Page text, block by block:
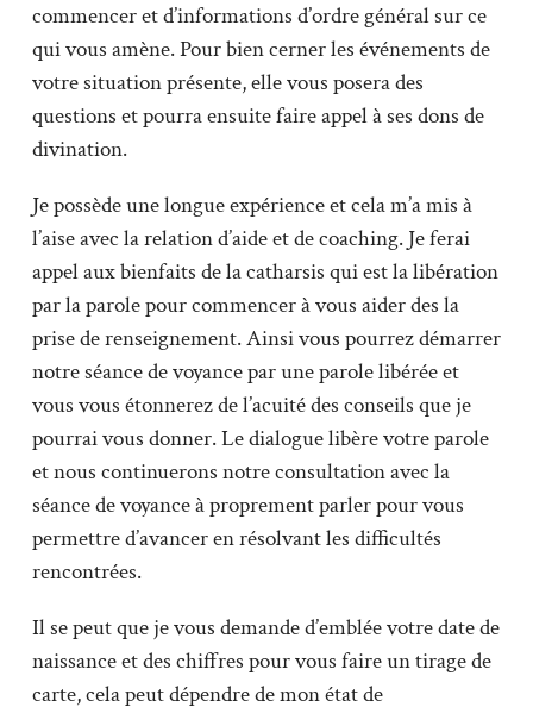
commencer et d’informations d’ordre général sur ce
qui vous amène. Pour bien cerner les événements de
votre situation présente, elle vous posera des
questions et pourra ensuite faire appel à ses dons de
divination.
Je possède une longue expérience et cela m’a mis à
l’aise avec la relation d’aide et de coaching. Je ferai
appel aux bienfaits de la catharsis qui est la libération
par la parole pour commencer à vous aider des la
prise de renseignement. Ainsi vous pourrez démarrer
notre séance de voyance par une parole libérée et
vous vous étonnerez de l’acuité des conseils que je
pourrai vous donner. Le dialogue libère votre parole
et nous continuerons notre consultation avec la
séance de voyance à proprement parler pour vous
permettre d’avancer en résolvant les difficultés
rencontrées.
Il se peut que je vous demande d’emblée votre date de
naissance et des chiffres pour vous faire un tirage de
carte, cela peut dépendre de mon état de